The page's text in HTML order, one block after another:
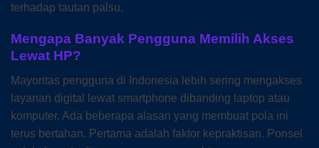
terhadap tautan palsu.
Mengapa Banyak Pengguna Memilih Akses
Lewat HP?
Mayoritas pengguna di Indonesia lebih sering mengakses
layanan digital lewat smartphone dibanding laptop atau
komputer. Ada beberapa alasan yang membuat pola ini
terus bertahan. Pertama adalah faktor kepraktisan. Ponsel